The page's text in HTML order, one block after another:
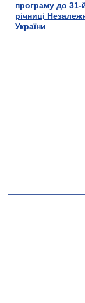
програму до 31-
річниці
України